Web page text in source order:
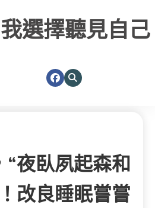
選擇聽見自己
“夜臥夙起森和
改良睡眠嘗嘗